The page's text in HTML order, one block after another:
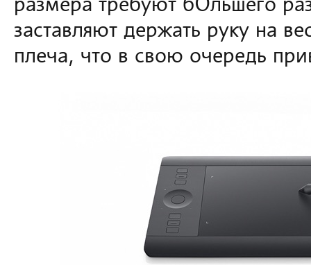
размера требуют бОльшего
заставляют держать руку на
плеча, что в свою очередь